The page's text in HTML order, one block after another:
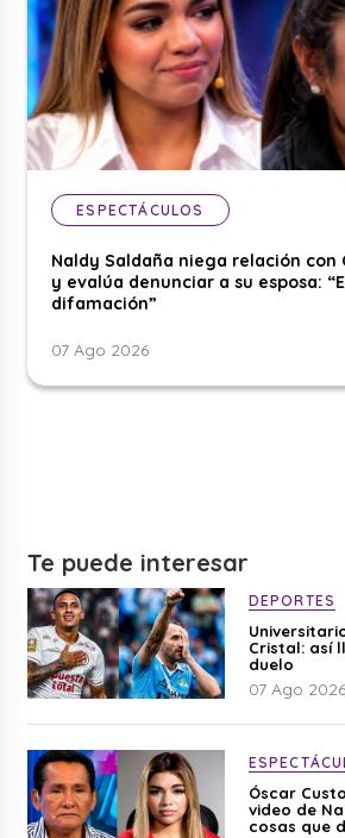
ESPECTÁCULOS
Naldy Saldaña niega relación con
y evalúa denunciar a su esposa:
difamación”
07 Ago 2026
Te puede interesar
DEPORTES
Cristal: así
duelo
07 Ago 2026
Óscar
video de
cosas que